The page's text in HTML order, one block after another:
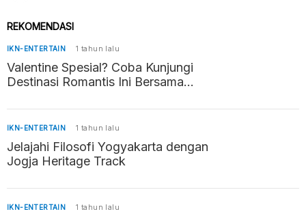
REKOMENDASI
IKN-ENTERTAIN 1 tahun lalu
Valentine Spesial? Coba Kunjungi
Destinasi Romantis Ini Bersama
IKN-ENTERTAIN 1 tahun lalu
Jelajahi Filosofi Yogyakarta dengan
Jogja Heritage Track
IKN-ENTERTAIN 1 tahun lalu